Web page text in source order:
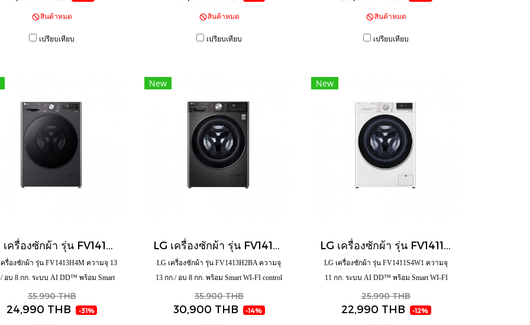
สินค้าหมด
เปรียบเทียบ
สินค้าหมด
เปรียบเทียบ
สินค้าหมด
เปรียบเทียบ
ครื่องซักผ้า รุ่น FV1413H4M ความจุ 13
อบ 8 กก. ระบบ AI DD™ พร้อม Smart
FI control ควบคุมสั่งงานผ่านสมาร์ท
โฟน
35,990 THB
24,990 THB -31%
New
LG เครื่องซักผ้า รุ่น FV1413H2BA ความจุ
13 กก./ อบ 8 กก. พร้อม Smart WI-FI control
ควบคุมสั่งงานานสมาร์ทโฟน
35,900 THB
30,900 THB -14%
New
LG เครื่องซักผ้า รุ่น FV1411S4W1 ความจุ
11 กก. ระบบ AI DD™ พร้อม Smart WI-FI
control ควบคุมสั่งงานผ่านสมาร์ทโฟน
25,990 THB
22,990 THB -12%